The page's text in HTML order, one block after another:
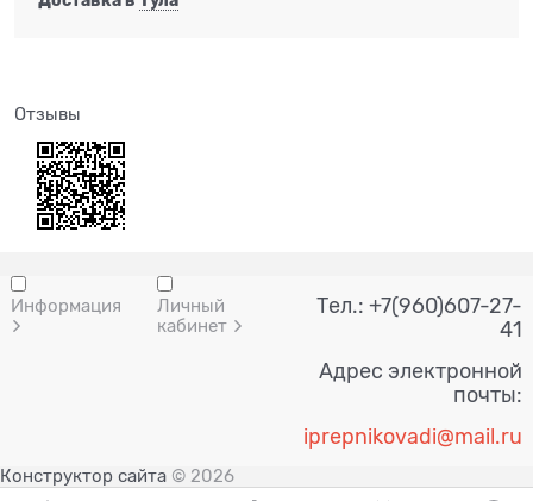
Отзывы
Информация
Личный
кабинет
Тел.: +7(960)607-27-
41
Адрес электронной
почты:
iprepnikovadi@mail.ru
Конструктор сайта © 2026